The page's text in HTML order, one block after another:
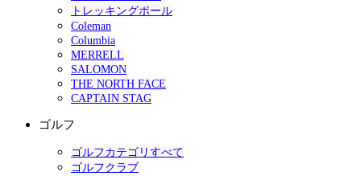
トレッキングポール
Coleman
Columbia
MERRELL
SALOMON
THE NORTH FACE
CAPTAIN STAG
ゴルフ
ゴルフカテゴリすべて
ゴルフクラブ